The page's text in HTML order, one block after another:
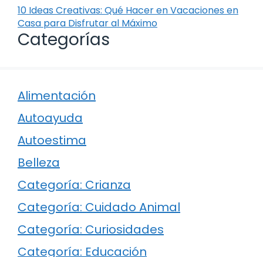
10 Ideas Creativas: Qué Hacer en Vacaciones en
Casa para Disfrutar al Máximo
Categorías
Alimentación
Autoayuda
Autoestima
Belleza
Categoría: Crianza
Categoría: Cuidado Animal
Categoría: Curiosidades
Categoría: Educación